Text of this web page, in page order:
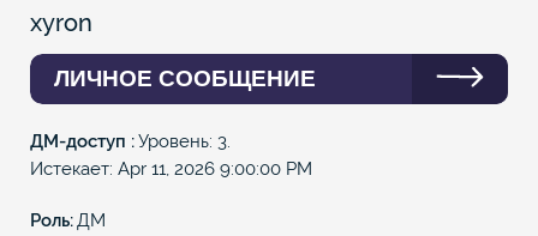
xyron
ЛИЧНОЕ СООБЩЕНИЕ
ДМ-доступ
Уровень: 3.
Истекает: Apr 11, 2026 9:00:00 PM
Роль ДМ